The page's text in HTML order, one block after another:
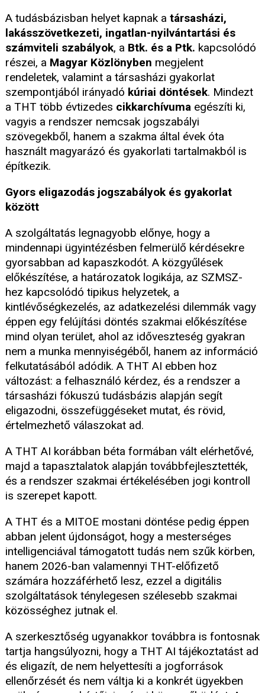
A tudásbázisban helyet kapnak a társasházi,
lakásszövetkezeti, ingatlan-nyilvántartási és
számviteli szabályok, a Btk. és a Ptk. kapcsolódó
részei, a Magyar Közlönyben megjelent
rendeletek, valamint a társasházi gyakorlat
szempontjából irányadó kúriai döntések. Mindezt
a THT több évtizedes cikkarchívuma egészíti ki,
vagyis a rendszer nemcsak jogszabályi
szövegekből, hanem a szakma által évek óta
használt magyarázó és gyakorlati tartalmakból is
építkezik.
Gyors eligazodás jogszabályok és gyakorlat
között
A szolgáltatás legnagyobb előnye, hogy a
mindennapi ügyintézésben felmerülő kérdésekre
gyorsabban ad kapaszkodót. A közgyűlések
előkészítése, a határozatok logikája, az SZMSZ-
hez kapcsolódó tipikus helyzetek, a
kintlévőségkezelés, az adatkezelési dilemmák vagy
éppen egy felújítási döntés szakmai előkészítése
mind olyan terület, ahol az időveszteség gyakran
nem a munka mennyiségéből, hanem az információ
felkutatásából adódik. A THT AI ebben hoz
változást: a felhasználó kérdez, és a rendszer a
társasházi fókuszú tudásbázis alapján segít
eligazodni, összefüggéseket mutat, és rövid,
értelmezhető válaszokat ad.
A THT AI korábban béta formában vált elérhetővé,
majd a tapasztalatok alapján továbbfejlesztették,
és a rendszer szakmai értékelésében jogi kontroll
is szerepet kapott.
A THT és a MITOE mostani döntése pedig éppen
abban jelent újdonságot, hogy a mesterséges
intelligenciával támogatott tudás nem szűk körben,
hanem 2026-ban valamennyi THT-előfizető
számára hozzáférhető lesz, ezzel a digitális
szolgáltatások ténylegesen szélesebb szakmai
közösséghez jutnak el.
A szerkesztőség ugyanakkor továbbra is fontosnak
tartja hangsúlyozni, hogy a THT AI tájékoztatást ad
és eligazít, de nem helyettesíti a jogforrások
ellenőrzését és nem váltja ki a konkrét ügyekben